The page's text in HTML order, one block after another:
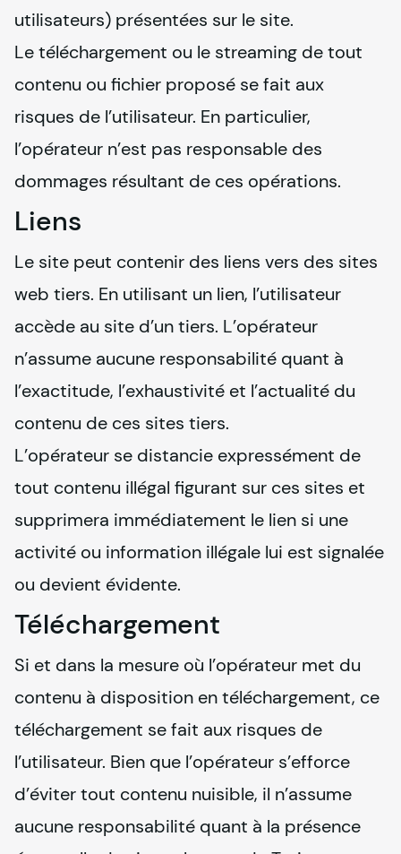
utilisateurs) présentées sur le site.
Le téléchargement ou le streaming de tout
contenu ou fichier proposé se fait aux
risques de l’utilisateur. En particulier,
l’opérateur n’est pas responsable des
dommages résultant de ces opérations.
Liens
Le site peut contenir des liens vers des sites
web tiers. En utilisant un lien, l’utilisateur
accède au site d’un tiers. L’opérateur
n’assume aucune responsabilité quant à
l’exactitude, l’exhaustivité et l’actualité du
contenu de ces sites tiers.
L’opérateur se distancie expressément de
tout contenu illégal figurant sur ces sites et
supprimera immédiatement le lien si une
activité ou information illégale lui est signalée
ou devient évidente.
Téléchargement
Si et dans la mesure où l’opérateur met du
contenu à disposition en téléchargement, ce
téléchargement se fait aux risques de
l’utilisateur. Bien que l’opérateur s’efforce
d’éviter tout contenu nuisible, il n’assume
aucune responsabilité quant à la présence